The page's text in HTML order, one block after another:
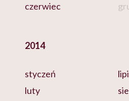
czerwiec
2014
styczeń
luty